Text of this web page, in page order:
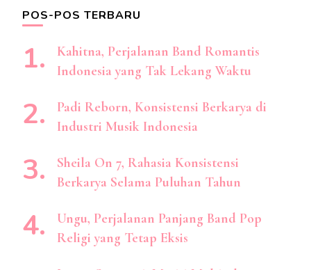
POS-POS TERBARU
Kahitna, Perjalanan Band Romantis
Indonesia yang Tak Lekang Waktu
Padi Reborn, Konsistensi Berkarya di
Industri Musik Indonesia
Sheila On 7, Rahasia Konsistensi
Berkarya Selama Puluhan Tahun
Ungu, Perjalanan Panjang Band Pop
Religi yang Tetap Eksis